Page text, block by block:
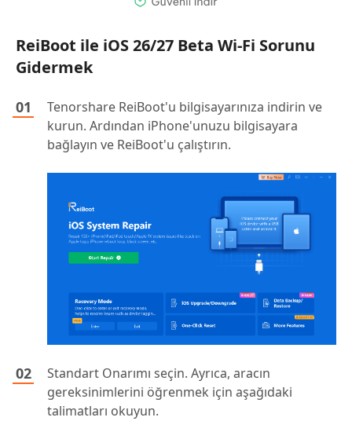
ReiBoot ile iOS 26/27 Beta Wi-Fi Sorunu
Gidermek
Tenorshare ReiBoot'u bilgisayarınıza indirin ve
kurun. Ardından iPhone'unuzu bilgisayara
bağlayın ve ReiBoot'u çalıştırın.
Standart Onarımı seçin. Ayrıca, aracın
gereksinimlerini öğrenmek için aşağıdaki
talimatları okuyun.